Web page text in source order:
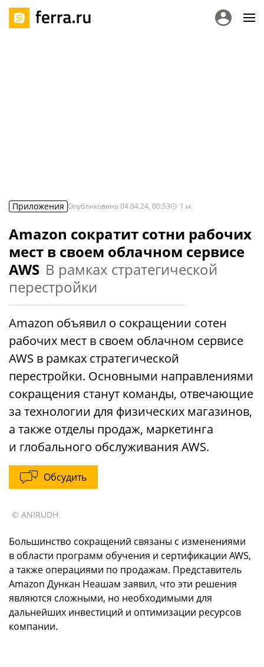
Приложения Опубликовано04.04.24, 00:53 1 м.
Amazon сократит сотни рабочих
мест в своем облачном сервисе
AWS В рамках стратегической
перестройки
Amazon объявил о сокращении сотен
рабочих мест в своем облачном сервисе
AWS в рамках стратегической
перестройки. Основными направлениями
сокращения станут команды, отвечающие
за технологии для физических магазинов,
а также отделы продаж, маркетинга
и глобального обслуживания AWS.
Обсудить
© ANIRUDH
Большинство сокращений связаны с изменениями
в области программ обучения и сертификации AWS,
а также операциями по продажам. Представитель
Amazon Дункан Неашам заявил, что эти решения
являются сложными, но необходимыми для
дальнейших инвестиций и оптимизации ресурсов
компании.